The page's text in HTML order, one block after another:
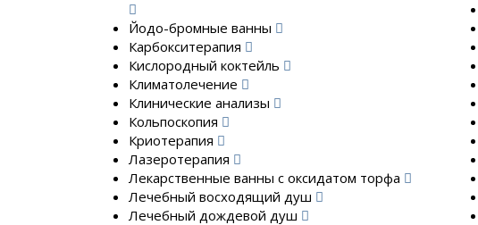
Йодо-бромные ванны
Карбокситерапия
Кислородный коктейль
Климатолечение
Клинические анализы
Кольпоскопия
Криотерапия
Лазеротерапия
Лекарственные ванны с оксидатом торфа
Лечебный восходящий душ
Лечебный дождевой душ